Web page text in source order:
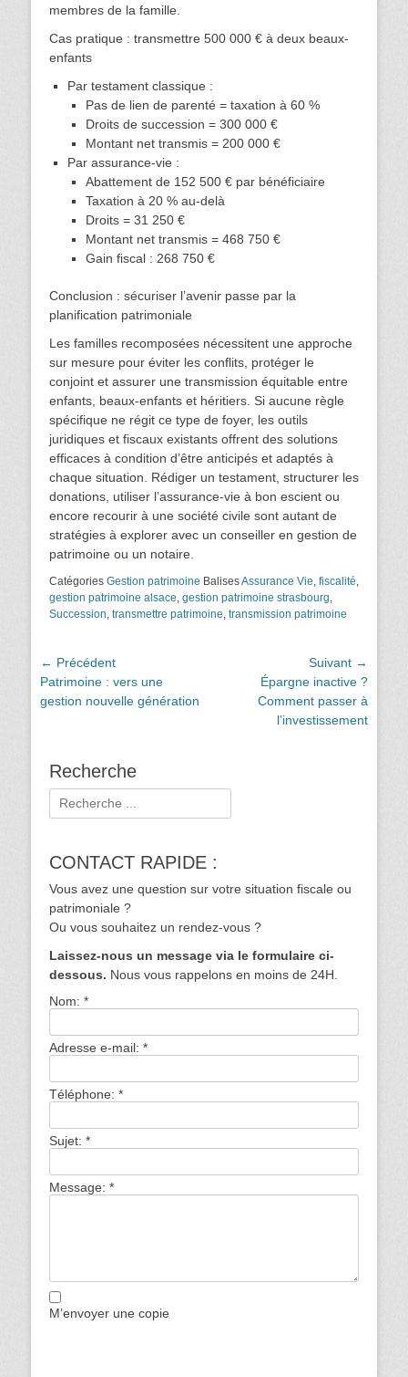
membres de la famille.
Cas pratique : transmettre 500 000 € à deux beaux-
enfants
Par testament classique :
Pas de lien de parenté = taxation à 60 %
Droits de succession = 300 000 €
Montant net transmis = 200 000 €
Par assurance-vie :
Abattement de 152 500 € par bénéficiaire
Taxation à 20 % au-delà
Droits = 31 250 €
Montant net transmis = 468 750 €
Gain fiscal : 268 750 €
Conclusion : sécuriser l’avenir passe par la
planification patrimoniale
Les familles recomposées nécessitent une approche
sur mesure pour éviter les conflits, protéger le
conjoint et assurer une transmission équitable entre
enfants, beaux-enfants et héritiers. Si aucune règle
spécifique ne régit ce type de foyer, les outils
juridiques et fiscaux existants offrent des solutions
efficaces à condition d’être anticipés et adaptés à
chaque situation. Rédiger un testament, structurer les
donations, utiliser l’assurance-vie à bon escient ou
encore recourir à une société civile sont autant de
stratégies à explorer avec un conseiller en gestion de
patrimoine ou un notaire.
Catégories Gestion patrimoine BalisesAssurance Vie, fiscalité,
gestion patrimoine alsace, gestion patrimoine strasbourg,
Succession, transmettre patrimoine, transmission patrimoine
Navigation
de
l’article
← Précédent
Article
précédent :
Patrimoine : vers une
gestion nouvelle génération
Suivant →
Épargne inactive ?
Comment passer à
l’investissement
Recherche
Rechercher :
CONTACT RAPIDE :
Vous avez une question sur votre situation fiscale ou
patrimoniale ?
Ou vous souhaitez un rendez-vous ?
Laissez-nous un message via le formulaire ci-
dessous. Nous vous rappelons en moins de 24H.
Nom: *
Adresse e-mail: *
Téléphone: *
Sujet: *
Message: *
M’envoyer une copie